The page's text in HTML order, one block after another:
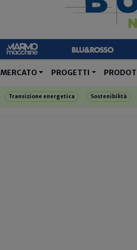
MERCATO PROGETTI
Transizione energetica Sostenibilità